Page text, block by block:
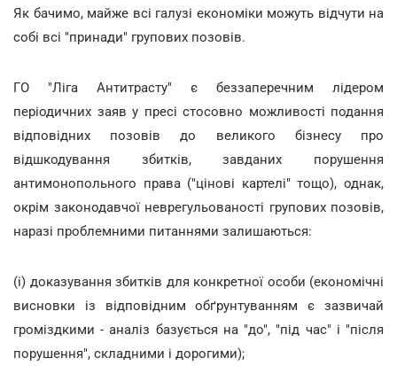
Як бачимо, майже всі галузі економіки можуть відчути на
собі всі "принади" групових позовів.
ГО "Ліга Антитрасту" є беззаперечним лідером
періодичних заяв у пресі стосовно можливості подання
відповідних позовів до великого бізнесу про
відшкодування збитків, завданих порушення
антимонопольного права ("цінові картелі" тощо), однак,
окрім законодавчої неврегульованості групових позовів,
наразі проблемними питаннями залишаються:
(i) доказування збитків для конкретної особи (економічні
висновки із відповідним обґрунтуванням є зазвичай
громіздкими - аналіз базується на "до", "під час" і "після
порушення", складними і дорогими);